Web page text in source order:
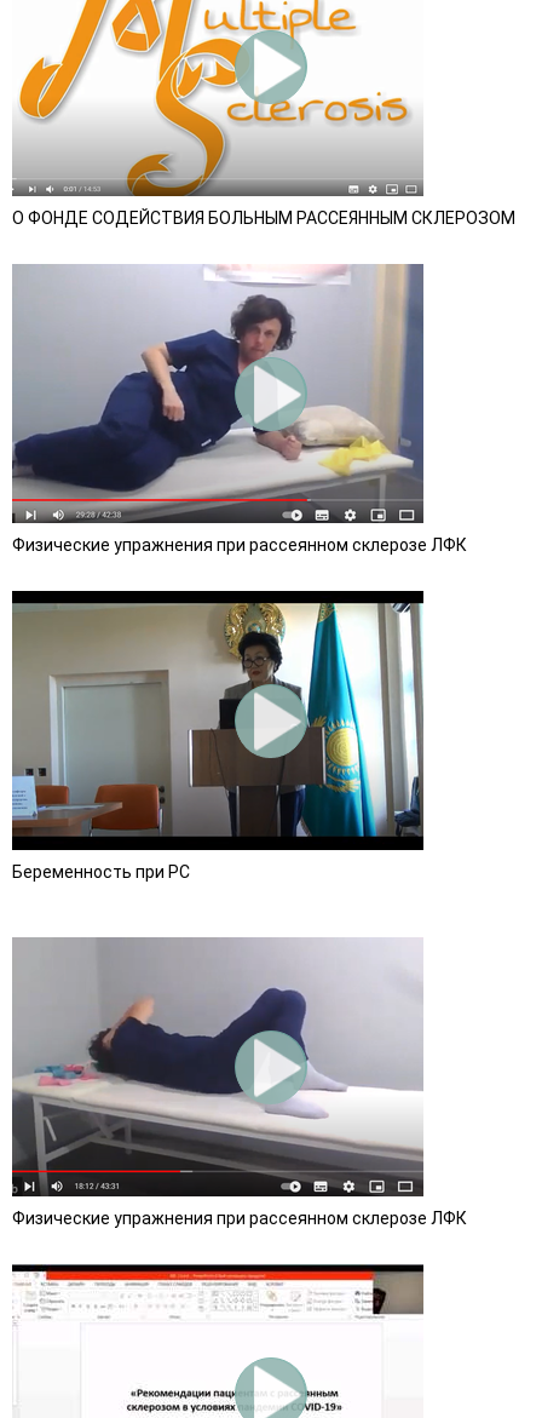
О ФОНДЕ СОДЕЙСТВИЯ БОЛЬНЫМ РАССЕЯННЫМ СКЛЕРОЗОМ
Физические упражнения при рассеянном склерозе ЛФК
Беременность при РС
Физические упражнения при рассеянном склерозе ЛФК